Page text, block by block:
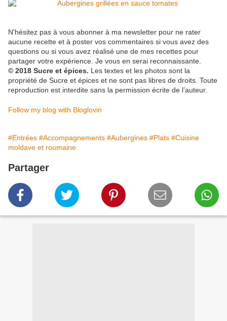
N'hésitez pas à vous abonner à ma newsletter pour ne rater
aucune recette et à poster vos commentaires si vous avez des
questions ou si vous avez réalisé une de mes recettes pour
partager votre expérience. Je vous en serai reconnaissante.
© 2018 Sucre et épices. Les textes et les photos sont la
propriété de Sucre et épices et ne sont pas libres de droits. Toute
reproduction est interdite sans la permission écrite de l’auteur.
Follow my blog with Bloglovin
#Entrées #Accompagnements #Aubergines #Plats #Cuisine
moldave et roumaine
Partager